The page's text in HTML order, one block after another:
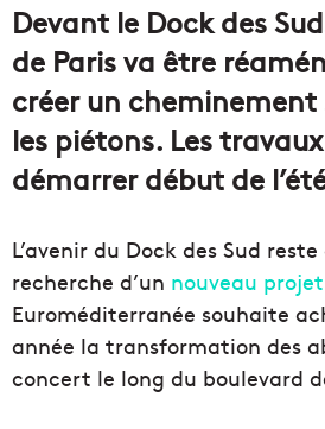
Devant le Dock des
de Paris va être
créer un cheminement
les piétons. Les
démarrer début de
L’avenir du Dock des Sud
recherche d’un nouveau
Euroméditerranée souhaite
année la transformation des
concert le long du boulevard